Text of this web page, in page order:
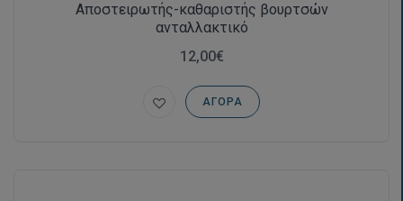
Αποστειρωτής-καθαριστής βουρτσών
ανταλλακτικό
12,00€
ΑΓΟΡΆ